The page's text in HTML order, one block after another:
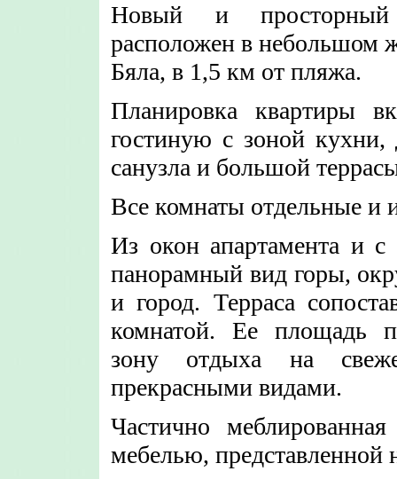
Новый и просторный
расположен в небольшом
Бяла, в 1,5 км от пляжа.
Планировка квартиры
гостиную с зоной
санузла и большой
Все комнаты отдельные и
Из окон апартамента и с
панорамный вид горы,
и город. Терраса
комнатой. Ее площадь
зону отдыха на
прекрасными видами.
Частично
мебелью, представленной